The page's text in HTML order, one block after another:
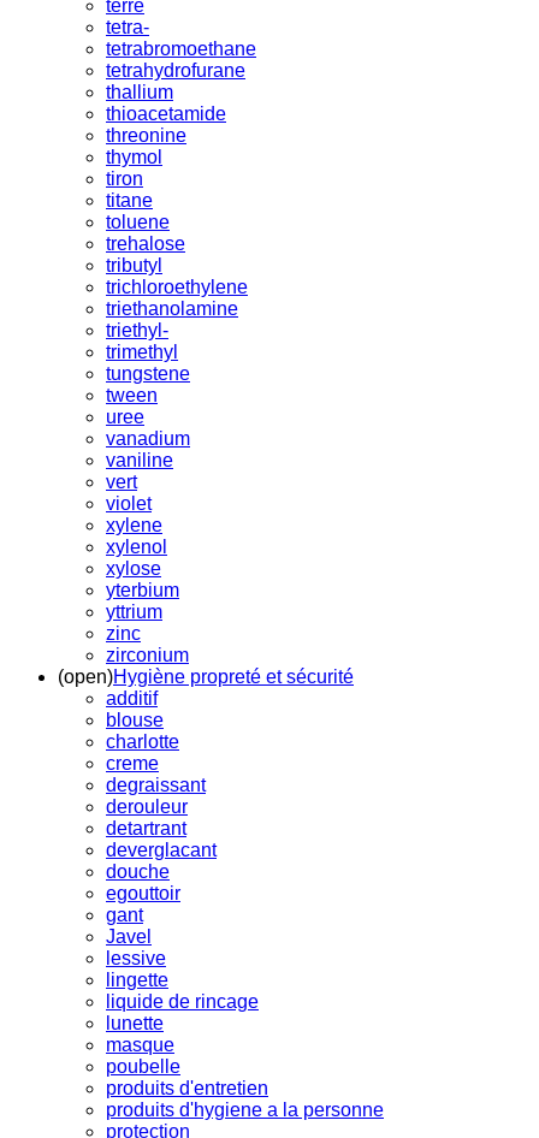
terre
tetra-
tetrabromoethane
tetrahydrofurane
thallium
thioacetamide
threonine
thymol
tiron
titane
toluene
trehalose
tributyl
trichloroethylene
triethanolamine
triethyl-
trimethyl
tungstene
tween
uree
vanadium
vaniline
vert
violet
xylene
xylenol
xylose
yterbium
yttrium
zinc
zirconium
(open)Hygiène propreté et sécurité
additif
blouse
charlotte
creme
degraissant
derouleur
detartrant
deverglacant
douche
egouttoir
gant
Javel
lessive
lingette
liquide de rincage
lunette
masque
poubelle
produits d'entretien
produits d'hygiene a la personne
protection